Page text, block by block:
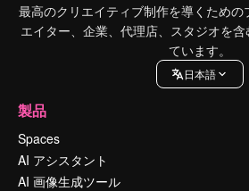
最高のクリエイティブ制作を導くための
エイター、企業、代理店、スタジオを
ています。
日本語
製品
Spaces
AI アシスタント
AI 画像生成ツール